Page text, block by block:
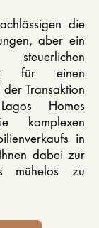
die
aber ein
für einen
Transaktion
Homes
komplexen
in
dabei zur
mühelos zu